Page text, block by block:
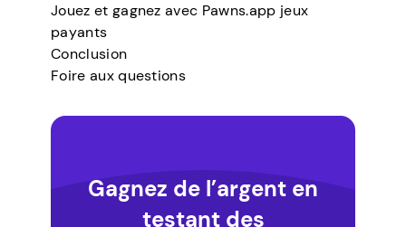
Jouez et gagnez avec Pawns.app jeux
payants
Conclusion
Foire aux questions
Gagnez de l’argent en
testant des